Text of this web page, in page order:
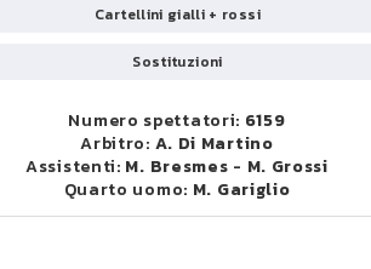
Cartellini gialli + rossi
Sostituzioni
Numero spettatori: 6159
Arbitro: A. Di Martino
Assistenti: M. Bresmes - M. Grossi
Quarto uomo: M. Gariglio